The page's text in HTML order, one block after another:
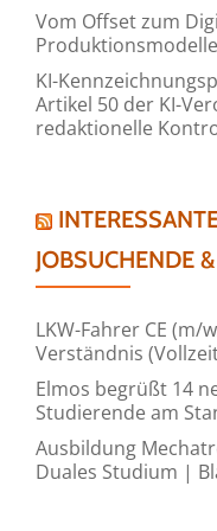
Vom Offset zum
KI-
Artikel 50 der KI-
redaktionelle
JOBSUCHENDE
LKW-Fahrer CE
Verständnis
Elmos begrüßt 14
Studierende am
Ausbildung
Duales Studium |